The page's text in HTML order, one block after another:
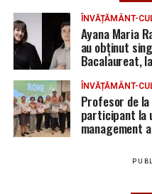
ÎNVĂȚĂMÂNT-
Ayana Maria
au obținut
Bacalaureat,
ÎNVĂȚĂMÂNT-
Profesor de
participant la
management